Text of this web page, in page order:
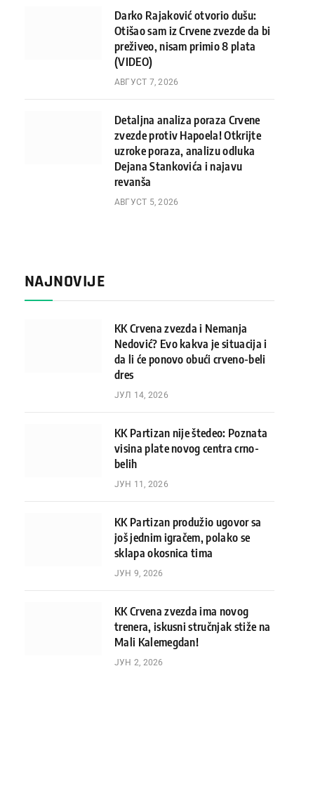
Darko Rajaković otvorio dušu:
Otišao sam iz Crvene zvezde da bi
preživeo, nisam primio 8 plata
(VIDEO)
АВГУСТ 7, 2026
Detaljna analiza poraza Crvene
zvezde protiv Hapoela! Otkrijte
uzroke poraza, analizu odluka
Dejana Stankovića i najavu
revanša
АВГУСТ 5, 2026
NAJNOVIJE
KK Crvena zvezda i Nemanja
Nedović? Evo kakva je situacija i
da li će ponovo obući crveno-beli
dres
ЈУЛ 14, 2026
KK Partizan nije štedeo: Poznata
visina plate novog centra crno-
belih
ЈУН 11, 2026
KK Partizan produžio ugovor sa
još jednim igračem, polako se
sklapa okosnica tima
ЈУН 9, 2026
KK Crvena zvezda ima novog
trenera, iskusni stručnjak stiže na
Mali Kalemegdan!
ЈУН 2, 2026